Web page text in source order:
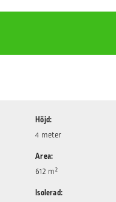
Höjd
4 meter
Area
612 m²
Isolerad